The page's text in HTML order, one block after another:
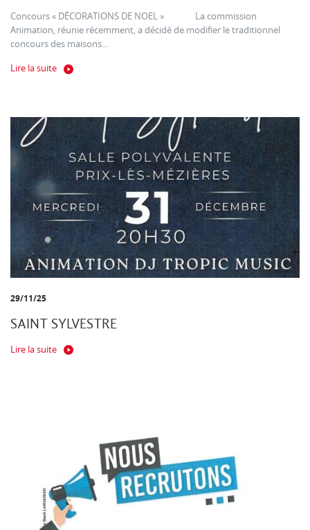
Concours « DÉCORATIONS DE NOEL » La commission
Animation, réunie récemment, a décidé de modifier le traditionnel
concours des maisons...
Lire la suite
29/11/25
SAINT SYLVESTRE
Lire la suite